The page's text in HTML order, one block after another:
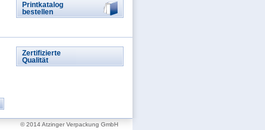
Printkatalog
bestellen
Zertifizierte
Qualität
© 2014 Atzinger Verpackung GmbH